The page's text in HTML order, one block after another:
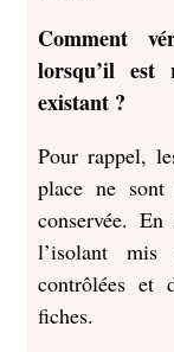
Comment
lorsqu’il est
existant ?
Pour rappel,
place ne sont
conservée.
l’isolant
contrôlées et
fiches.